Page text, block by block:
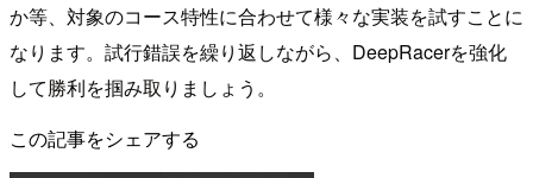
か等、対象のコース特性に合わせて様々な実装を試すことに
なります。試行錯誤を繰り返しながら、DeepRacerを強化
して勝利を掴み取りましょう。
この記事をシェアする